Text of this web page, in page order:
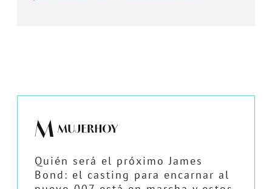
Quién será el próximo James
Bond: el casting para encarnar al